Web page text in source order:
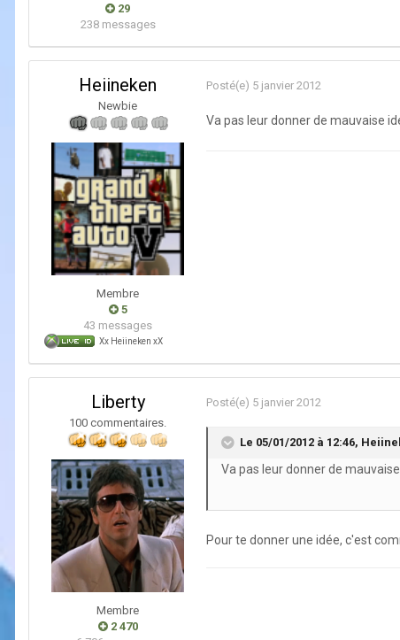
29
238 messages
Heiineken
Newbie
Membre
5
43 messages
Xx Heiineken xX
Posté(e) 5 janvier 2012
Va pas leur donner de mauvaise
Liberty
100 commentaires.
Membre
2 470
Posté(e) 5 janvier 2012
Le 05/01/2012 à 12:46,
Va pas leur donner de
Pour te donner une idée, c'est